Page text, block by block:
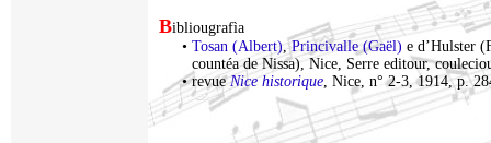
Bibliougrafìa
• Tosan (Albert),Princivalle (Gaël) e d’Hulster
countéa de Nissa), Nice, Serre editour,
•revueNice historique, Nice, n° 2-3, 1914, p.